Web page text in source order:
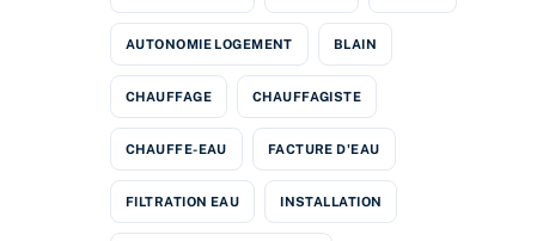
AUTONOMIE LOGEMENT BLAIN
CHAUFFAGE CHAUFFAGISTE
CHAUFFE-EAU FACTURE D'EAU
FILTRATION EAU INSTALLATION